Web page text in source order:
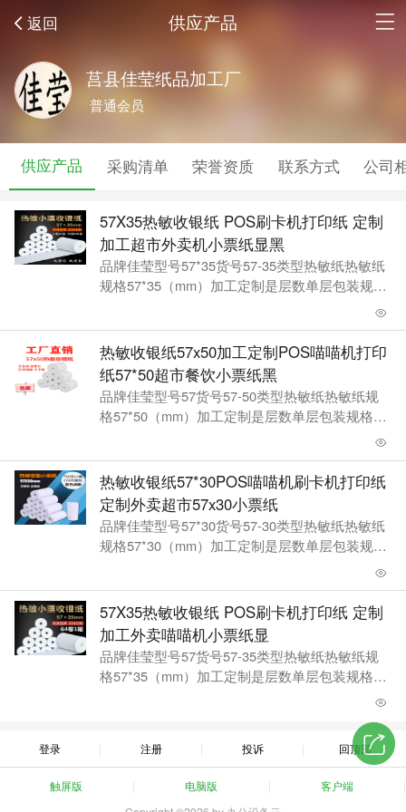
返回 供应产品
莒县佳莹纸品加工厂
普通会员
供应产品 采购清单 荣誉资质 联系方式 公司
57X35热敏收银纸 POS刷卡机打印纸 定制
加工超市外卖机小票纸显黑
品牌佳莹型号57*35货号57-35类型热敏纸热敏纸
规格57*35（mm）加工定制是层数单层包装规格
热敏收银纸57x50加工定制POS喵喵机打印
纸57*50超市餐饮小票纸黑
品牌佳莹型号57货号57-50类型热敏纸热敏纸规
格57*50（mm）加工定制是层数单层包装规格32
热敏收银纸57*30POS喵喵机刷卡机打印纸
定制外卖超市57x30小票纸
品牌佳莹型号57*30货号57-30类型热敏纸热敏纸
规格57*30（mm）加工定制是层数单层包装规格
57X35热敏收银纸 POS刷卡机打印纸 定制
加工外卖喵喵机小票纸显
品牌佳莹型号57货号57-35类型热敏纸热敏纸规
格57*35（mm）加工定制是层数单层包装规格64
登录 注册 投诉 回顶部
触屏版 电脑版
客户端